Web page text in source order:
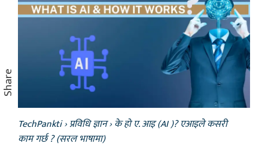
TechPankti›प्रविधि ज्ञान›के हो ए. आइ (AI )? एआइले कसरी
काम गर्छ ? (सरल भाषामा)